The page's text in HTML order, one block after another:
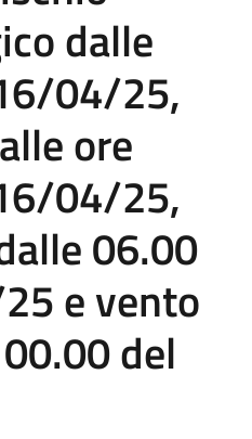
dalle
04/25,
ore
04/25,
06.00
e vento
del